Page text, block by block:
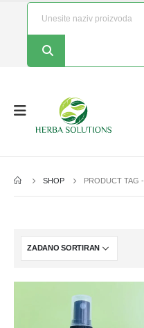
SHOP PRODUCT TAG -